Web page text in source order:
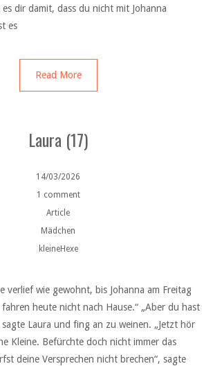
dir damit, dass du nicht mit Johanna
es
Read More
Laura (17)
14/03/2026
1 comment
Article
Mädchen
kleineHexe
verlief wie gewohnt, bis Johanna am Freitag
heute nicht nach Hause.“ „Aber du hast
sagte Laura und fing an zu weinen. „Jetzt hör
Kleine. Befürchte doch nicht immer das
deine Versprechen nicht brechen“, sagte